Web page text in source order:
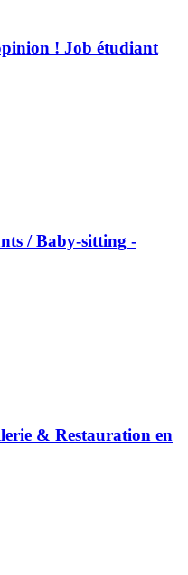
! Job étudiant
/ Baby-sitting -
& Restauration en